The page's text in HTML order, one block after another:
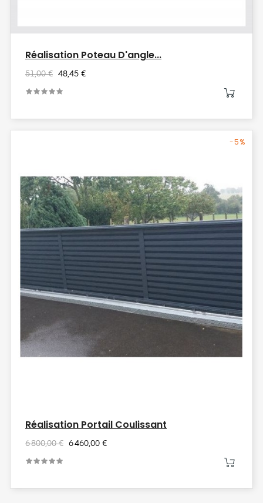
Réalisation Poteau D'angle...
51,00 € 48,45 €
Réalisation Portail Coulissant
6 800,00 €
-5%
6 460,00 €